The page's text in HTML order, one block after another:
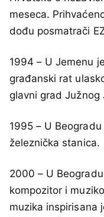
meseca.
dođu posmatrači
1994 – U Jemenu
građanski rat
glavni grad Južnog
1995 – U
železnička stanica.
2000 – U
kompozitor i
muzika inspirisana